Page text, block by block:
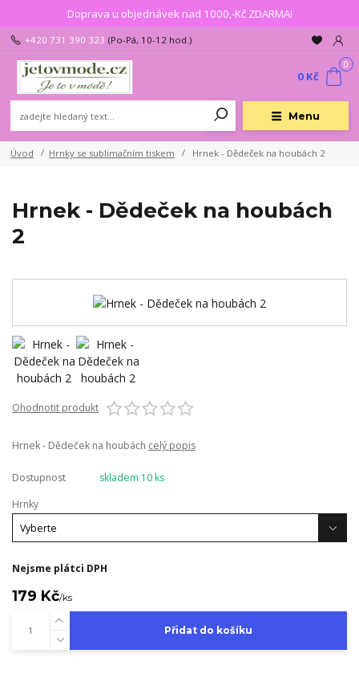
Doprava u objednávek nad 1000,-Kč ZDARMA!
Menu
+420 731 390 323 (Po-Pá, 10-12 hod.)
0
0 Kč
Úvod Hrnky se sublimačním tiskem Hrnek - Dědeček na houbách 2
Hrnek - Dědeček na houbách
2
Ohodnotit produkt
Hrnek - Dědeček na houbách celý popis
Dostupnost
skladem 10 ks
Hrnky
Nejsme plátci DPH
179 Kč/ks
Přidat do košíku